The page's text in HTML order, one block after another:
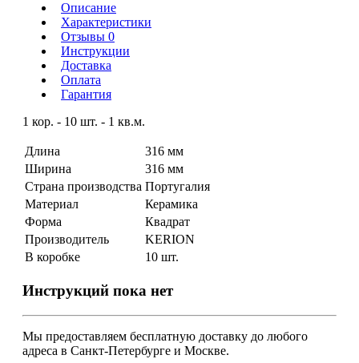
Описание
Характеристики
Отзывы 0
Инструкции
Доставка
Оплата
Гарантия
1 кор. - 10 шт. - 1 кв.м.
Длина
316 мм
Ширина
316 мм
Страна производства Португалия
Материал
Керамика
Форма
Квадрат
Производитель
KERION
В коробке
10 шт.
Инструкций пока нет
Мы предоставляем бесплатную доставку до любого
адреса в Санкт-Петербурге и Москве.